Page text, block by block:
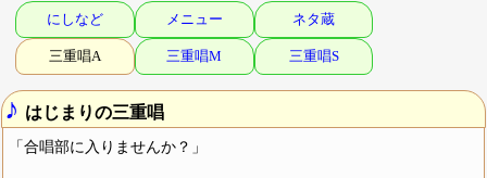
にしなど メニュー ネタ蔵
三重唱A 三重唱M 三重唱S
♪ はじまりの三重唱
「合唱部に入りませんか？」